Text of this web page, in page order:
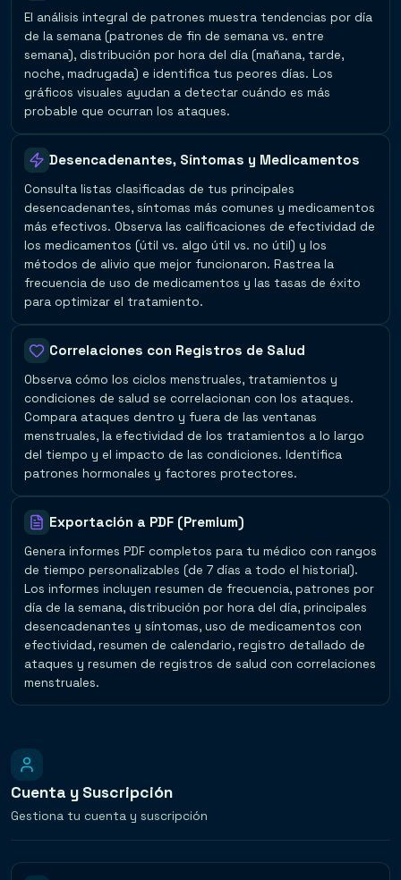
El análisis integral de patrones muestra tendencias por día
de la semana (patrones de fin de semana vs. entre
semana), distribución por hora del día (mañana, tarde,
noche, madrugada) e identifica tus peores días. Los
gráficos visuales ayudan a detectar cuándo es más
probable que ocurran los ataques.
Desencadenantes, Síntomas y Medicamentos
Consulta listas clasificadas de tus principales
desencadenantes, síntomas más comunes y medicamentos
más efectivos. Observa las calificaciones de efectividad de
los medicamentos (útil vs. algo útil vs. no útil) y los
métodos de alivio que mejor funcionaron. Rastrea la
frecuencia de uso de medicamentos y las tasas de éxito
para optimizar el tratamiento.
Correlaciones con Registros de Salud
Observa cómo los ciclos menstruales, tratamientos y
condiciones de salud se correlacionan con los ataques.
Compara ataques dentro y fuera de las ventanas
menstruales, la efectividad de los tratamientos a lo largo
del tiempo y el impacto de las condiciones. Identifica
patrones hormonales y factores protectores.
Exportación a PDF (Premium)
Genera informes PDF completos para tu médico con rangos
de tiempo personalizables (de 7 días a todo el historial).
Los informes incluyen resumen de frecuencia, patrones por
día de la semana, distribución por hora del día, principales
desencadenantes y síntomas, uso de medicamentos con
efectividad, resumen de calendario, registro detallado de
ataques y resumen de registros de salud con correlaciones
menstruales.
Cuenta y Suscripción
Gestiona tu cuenta y suscripción